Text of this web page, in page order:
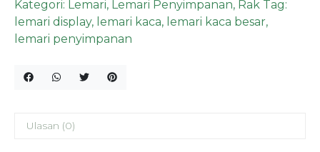
Kategori: Lemari, Lemari Penyimpanan, Rak Tag:
lemari display, lemari kaca, lemari kaca besar,
lemari penyimpanan
Ulasan (0)